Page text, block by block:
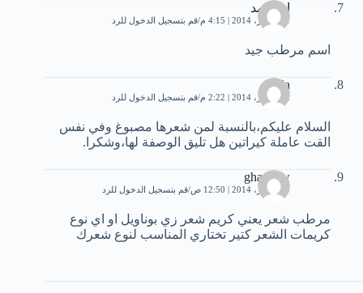
ام احمد
11 أكتوبر، 2014 | 4:15 م قم بتسجيل الدخول للرد
اسم مرطب جيد
nada
12 أكتوبر، 2014 | 2:22 م قم بتسجيل الدخول للرد
السلام عليكم،بالنسبة لمن شعرها مصبوغ وفي نفس
القت عاملة كيراتين هل تليق الوصفة لها،وشكرا.
ghashow
19 أكتوبر، 2014 | 12:50 ص قم بتسجيل الدخول للرد
مرطب شعر يعني كريم شعر زي بوناويل او اي نوع
كريمات الشعر كتير تختاري المناسب لنوع شعرك